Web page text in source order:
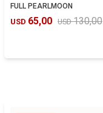
FULL PEARLMOON
USD 65,00 USD 130,00